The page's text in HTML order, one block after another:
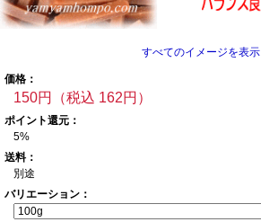
すべてのイメージを表示
価格：
150円（税込 162円）
ポイント還元：
5%
送料：
別途
バリエーション：